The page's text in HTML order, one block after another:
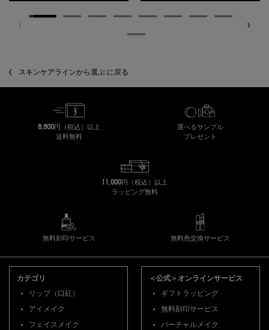
スキンケアラインから選ぶ に戻る
8,800円（税込）以上
送料無料
選べるサンプル
プレゼント
11,000円（税込）以上
ラッピング無料
無料刻印サービス 無料色交換サービス
カテゴリ
リップ（口紅）
アイメイク
フェイスメイク
＜公式＞オンラインサービス
ギフトラッピング
無料刻印サービス
バーチャルメイク